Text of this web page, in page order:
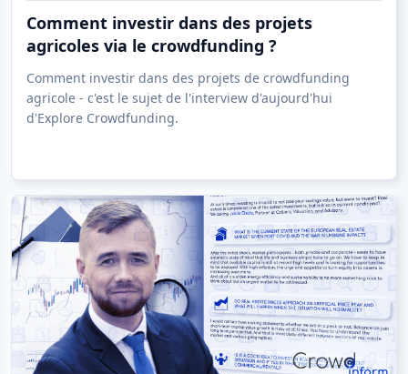
Comment investir dans des projets
agricoles via le crowdfunding ?
Comment investir dans des projets de crowdfunding
agricole - c'est le sujet de l'interview d'aujourd'hui
d'Explore Crowdfunding.